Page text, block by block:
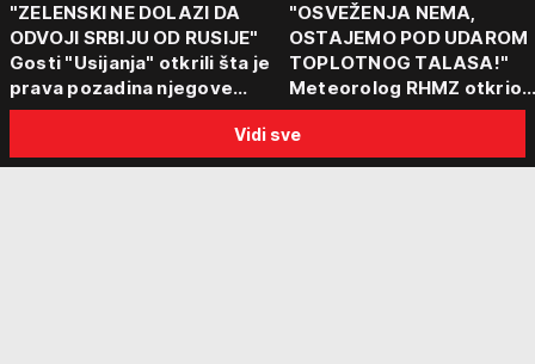
"ZELENSKI NE DOLAZI DA
ODVOJI SRBIJU OD RUSIJE"
Gosti "Usijanja" otkrili šta je
prava pozadina njegove
posete Beogradu
"OSVEŽENJA NEMA,
OSTAJEMO POD UDAROM
TOPLOTNOG TALASA!"
Meteorolog RHMZ otkrio
kakvo vreme nas čeka do
kraja avgusta
Vidi sve